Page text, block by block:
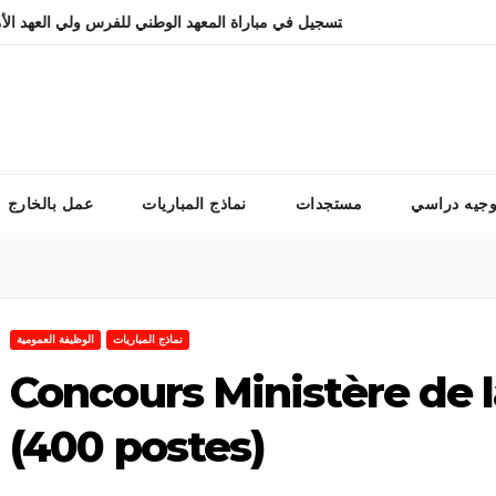
التسجيل في مباراة المعهد الوطني للفرس ولي
عمل بالخارج نماذج المباريات مستجدات دراسي
الوظيفة العمومية نماذج المباريات
Concours Ministère de
(400 postes)